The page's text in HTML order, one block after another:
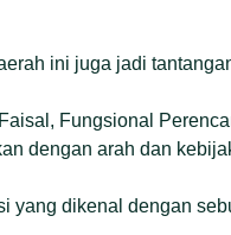
ini juga jadi
Fungsional
dengan arah dan
yang dikenal dengan